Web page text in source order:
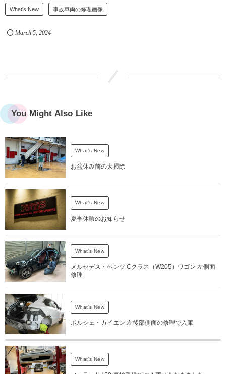
What's New 事故車両の修理画像
March 5, 2024
You Might Also Like
What's New
お盆休み前の大掃除
What's New
夏季休暇のお知らせ
What's New
メルセデス・ベンツ Cクラス（W205）ワゴン 左側面
修理
What's New
ポルシェ・カイエン 左後部側面の修理で入庫
What's New